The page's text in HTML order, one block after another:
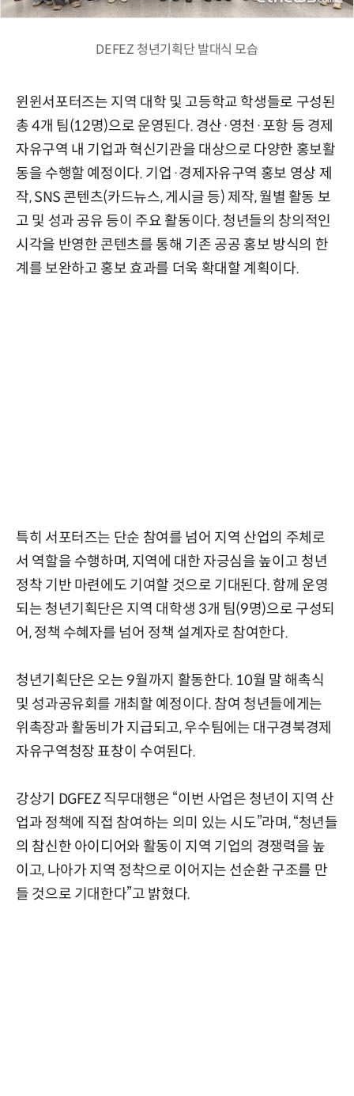
DEFEZ 청년기획단 발대식 모습
윈윈서포터즈는 지역 대학 및 고등학교 학생들로 구성된
총 4개 팀(12명)으로 운영된다. 경산·영천·포항 등 경제
자유구역 내 기업과 혁신기관을 대상으로 다양한 홍보활
동을 수행할 예정이다. 기업·경제자유구역 홍보 영상 제
작, SNS 콘텐츠(카드뉴스, 게시글 등) 제작, 월별 활동 보
고 및 성과 공유 등이 주요 활동이다. 청년들의 창의적인
시각을 반영한 콘텐츠를 통해 기존 공공 홍보 방식의 한
계를 보완하고 홍보 효과를 더욱 확대할 계획이다.
특히 서포터즈는 단순 참여를 넘어 지역 산업의 주체로
서 역할을 수행하며, 지역에 대한 자긍심을 높이고 청년
정착 기반 마련에도 기여할 것으로 기대된다. 함께 운영
되는 청년기획단은 지역 대학생 3개 팀(9명)으로 구성되
어, 정책 수혜자를 넘어 정책 설계자로 참여한다.
청년기획단은 오는 9월까지 활동한다. 10월 말 해촉식
및 성과공유회를 개최할 예정이다. 참여 청년들에게는
위촉장과 활동비가 지급되고, 우수팀에는 대구경북경제
자유구역청장 표창이 수여된다.
강상기 DGFEZ 직무대행은 “이번 사업은 청년이 지역 산
업과 정책에 직접 참여하는 의미 있는 시도”라며, “청년들
의 참신한 아이디어와 활동이 지역 기업의 경쟁력을 높
이고, 나아가 지역 정착으로 이어지는 선순환 구조를 만
들 것으로 기대한다”고 밝혔다.